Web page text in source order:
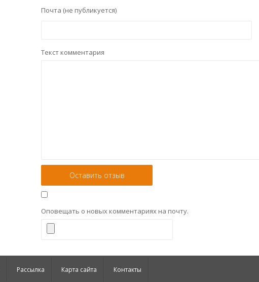
Почта (не публикуется)
Текст комментария
Оповещать о новых комментариях на почту.
Рассылка Карта сайта Контакты